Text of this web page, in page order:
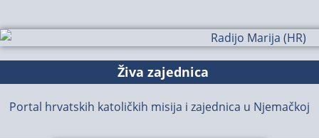
Živa zajednica
Portal hrvatskih katoličkih misija i zajednica u Njemačkoj